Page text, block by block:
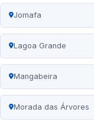
Jomafa
Lagoa Grande
Mangabeira
Morada das Árvores